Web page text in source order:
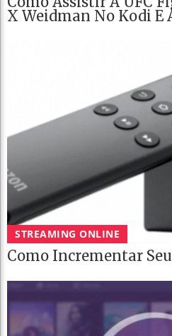
X Weidman No Kodi E
STREAMING ONLINE
Como Incrementar